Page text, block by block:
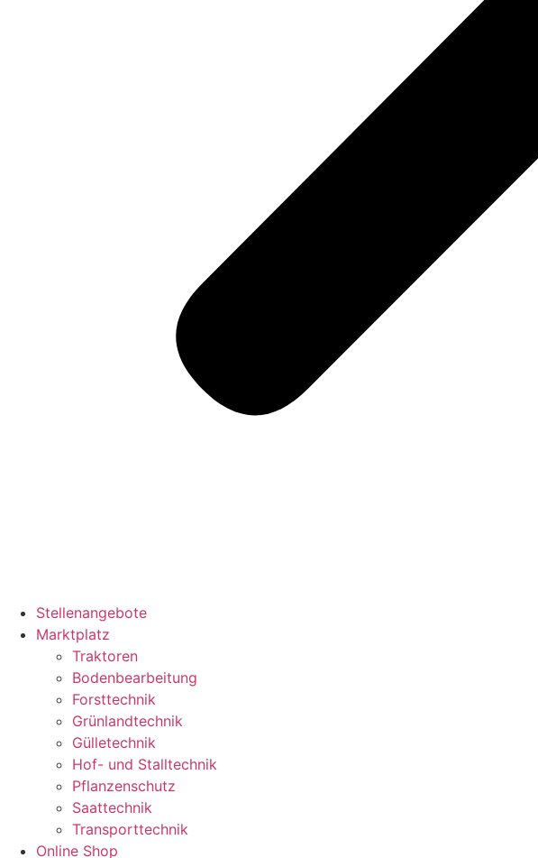
Stellenangebote
Marktplatz
Traktoren
Bodenbearbeitung
Forsttechnik
Grünlandtechnik
Gülletechnik
Hof- und Stalltechnik
Pflanzenschutz
Saattechnik
Transporttechnik
Online Shop